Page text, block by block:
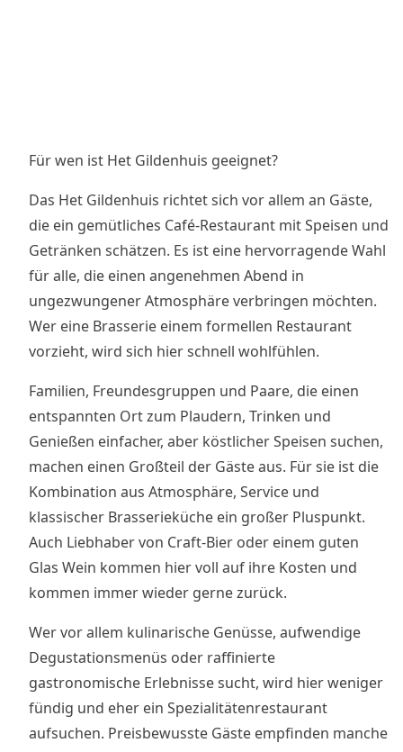
Für wen ist Het Gildenhuis geeignet?
Das Het Gildenhuis richtet sich vor allem an Gäste,
die ein gemütliches Café-Restaurant mit Speisen und
Getränken schätzen. Es ist eine hervorragende Wahl
für alle, die einen angenehmen Abend in
ungezwungener Atmosphäre verbringen möchten.
Wer eine Brasserie einem formellen Restaurant
vorzieht, wird sich hier schnell wohlfühlen.
Familien, Freundesgruppen und Paare, die einen
entspannten Ort zum Plaudern, Trinken und
Genießen einfacher, aber köstlicher Speisen suchen,
machen einen Großteil der Gäste aus. Für sie ist die
Kombination aus Atmosphäre, Service und
klassischer Brasserieküche ein großer Pluspunkt.
Auch Liebhaber von Craft-Bier oder einem guten
Glas Wein kommen hier voll auf ihre Kosten und
kommen immer wieder gerne zurück.
Wer vor allem kulinarische Genüsse, aufwendige
Degustationsmenüs oder raffinierte
gastronomische Erlebnisse sucht, wird hier weniger
fündig und eher ein Spezialitätenrestaurant
aufsuchen. Preisbewusste Gäste empfinden manche